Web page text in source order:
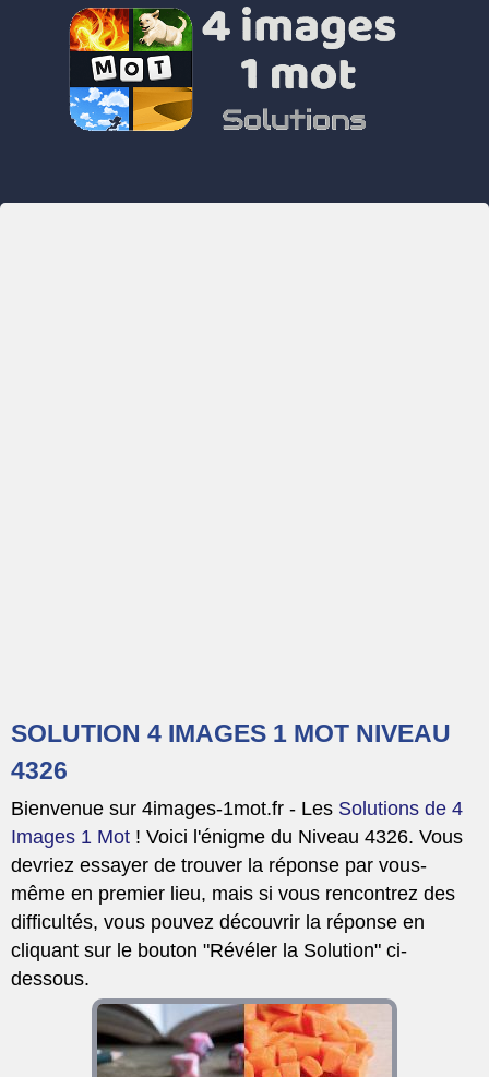
SOLUTION 4 IMAGES 1 MOT NIVEAU
4326
Bienvenue sur 4images-1mot.fr - Les Solutions de 4
Images 1 Mot ! Voici l'énigme du Niveau 4326. Vous
devriez essayer de trouver la réponse par vous-
même en premier lieu, mais si vous rencontrez des
difficultés, vous pouvez découvrir la réponse en
cliquant sur le bouton "Révéler la Solution" ci-
dessous.